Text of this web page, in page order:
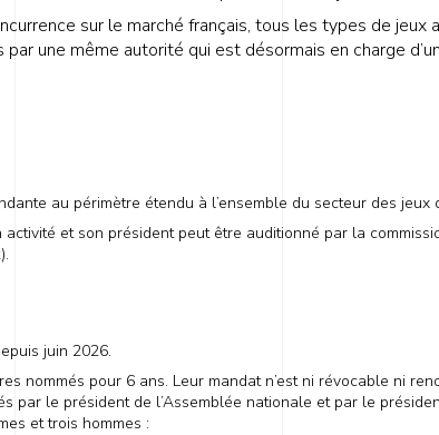
sur le marché français, tous les types de jeux
une même autorité qui est désormais en charge
au périmètre étendu à l’ensemble du secteur des jeux
et son président peut être auditionné par la
juin 2026.
nommés pour 6 ans. Leur mandat n’est ni révocable ni
par le président de l’Assemblée nationale et par le
et trois hommes :